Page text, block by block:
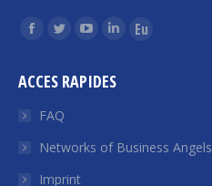
Find us on:
Facebook
opens
window
Twitter
opens
in
window
YouTube
opens
window
Linkedin
opens
window
Euroquity
window
ACCES RAPIDES
FAQ
Networks of Business Angels
Imprint